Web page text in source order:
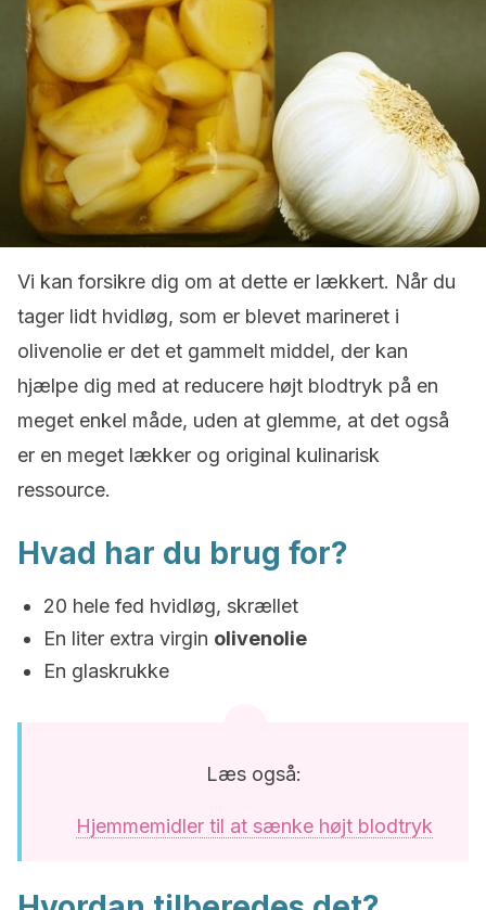
Vi kan forsikre dig om at dette er lækkert. Når du
tager lidt hvidløg, som er blevet marineret i
olivenolie er det et gammelt middel, der kan
hjælpe dig med at reducere højt blodtryk på en
meget enkel måde, uden at glemme, at det også
er en meget lækker og original kulinarisk
ressource.
Hvad har du brug for?
20 hele fed hvidløg, skrællet
En liter extra virgin olivenolie
En glaskrukke
Læs også:
Hjemmemidler til at sænke højt blodtryk